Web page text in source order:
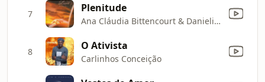
7 Plenitude
Ana Cláudia Bittencourt & Danieli Espinoso
8 O Ativista
Carlinhos Conceição